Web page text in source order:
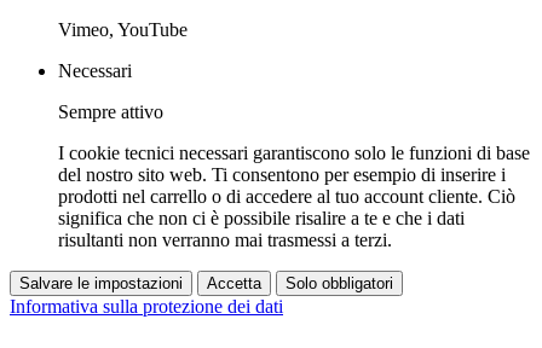
Vimeo, YouTube
Necessari
Sempre attivo
I cookie tecnici necessari garantiscono solo le funzioni di base
del nostro sito web. Ti consentono per esempio di inserire i
prodotti nel carrello o di accedere al tuo account cliente. Ciò
significa che non ci è possibile risalire a te e che i dati
risultanti non verranno mai trasmessi a terzi.
Salvare le impostazioni Accetta Solo obbligatori
Informativa sulla protezione dei dati